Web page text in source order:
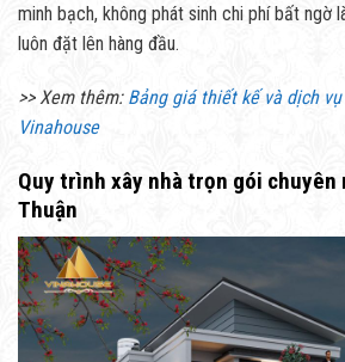
minh bạch, không phát sinh chi phí bất ngờ
luôn đặt lên hàng đầu.
>> Xem thêm: Bảng giá thiết kế và dịch
Vinahouse
Quy trình xây nhà trọn gói chuyên
Thuận